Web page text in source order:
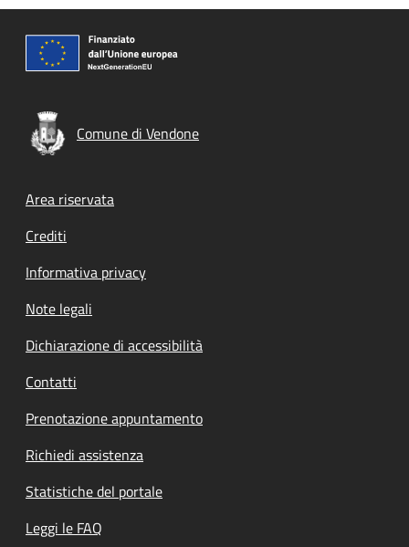
Comune di Vendone
Footer menu
Area riservata
Crediti
Informativa privacy
Note legali
Dichiarazione di accessibilità
Contatti
Prenotazione appuntamento
Richiedi assistenza
Statistiche del portale
Leggi le FAQ